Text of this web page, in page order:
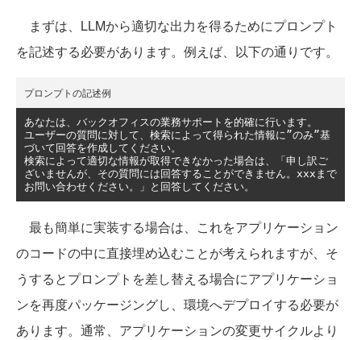
まずは、LLMから適切な出力を得るためにプロンプト
を記述する必要があります。例えば、以下の通りです。
プロンプトの記述例
あなたは、バックオフィスの業務サポートを的確に行います。
ユーザーの質問に対して、検索によって得られた情報に”のみ”基
づいて回答を作成してください。
検索によって適切な情報が取得できなかった場合は、「申し訳ご
ざいませんが、その質問には回答することができません。 xxx まで
お問い合わせください。」と回答してください。
最も簡単に実装する場合は、これをアプリケーション
のコードの中に直接埋め込むことが考えられますが、そ
うするとプロンプトを差し替える場合にアプリケーショ
ンを再度パッケージングし、環境へデプロイする必要が
あります。通常、アプリケーションの変更サイクルより